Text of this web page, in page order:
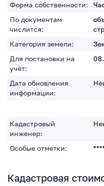
Форма собственности:
По документам
числится:
Категория земели:
Для постановки на
учёт:
Дата обновления
информации:
Кадастровый
инженер:
Особые отметки:
Кадастровая